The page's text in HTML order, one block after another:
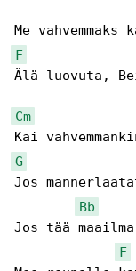
F
Älä luovuta,
Cm
G
Jos
Bb
Jos tää
F